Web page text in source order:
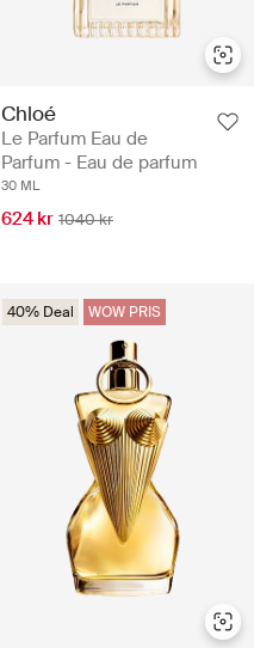
Chloé
Le Parfum Eau de
Parfum - Eau de parfum
30 ML
624 kr 1040 kr
40% Deal WOW PRIS